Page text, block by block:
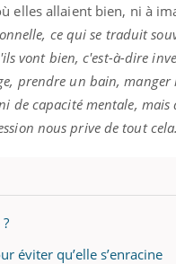
elles allaient bien, ni à
ce qui se traduit
vont bien, c'est-à-dire
prendre un bain, manger
de capacité mentale, mais
nous prive de tout
éviter qu’elle s’enracine
comprendre pour
brouillard mental ou
symptômes de la